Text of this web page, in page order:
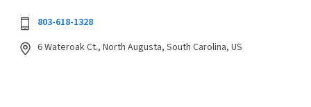
803-618-1328
6 Wateroak Ct., North Augusta, South Carolina, US